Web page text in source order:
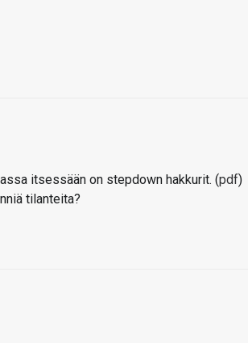
itsessään on stepdown hakkurit. (pdf)
tilanteita?